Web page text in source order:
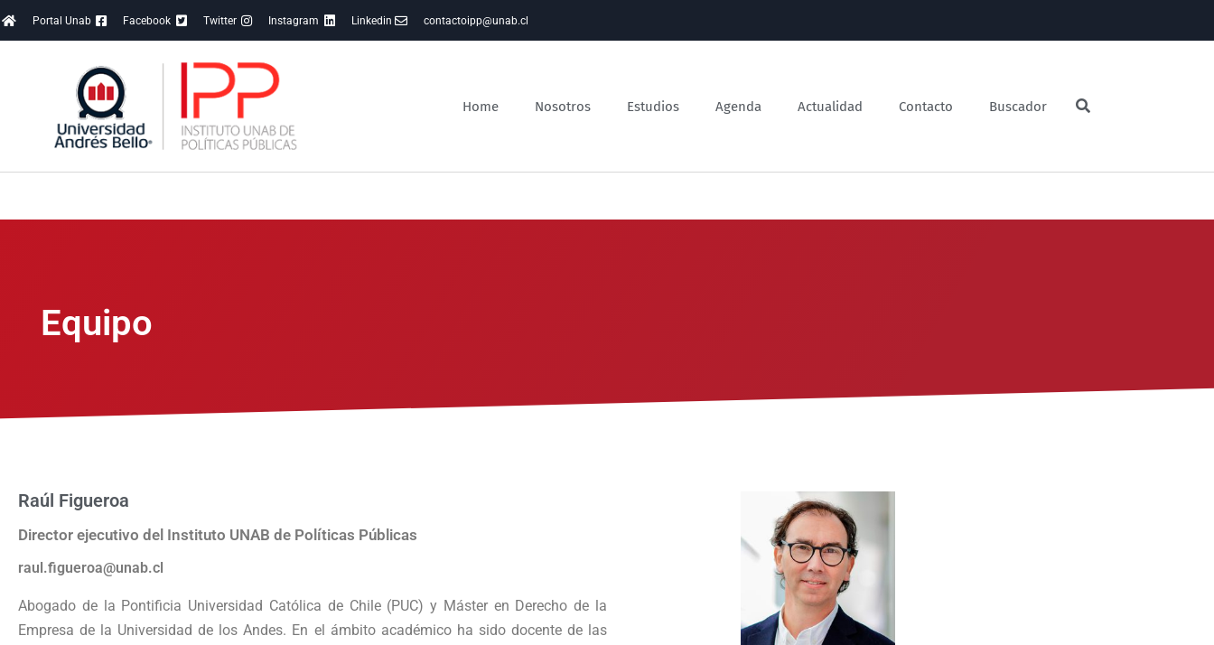
Portal Unab Facebook Twitter Instagram Linkedin contactoipp@unab.cl
Home Nosotros Estudios Agenda Actualidad Contacto Buscador
Equipo
Raúl Figueroa
Director ejecutivo del Instituto UNAB de Políticas Públicas
raul.figueroa@unab.cl
Abogado de la Pontificia Universidad Católica de Chile (PUC) y Máster en Derecho de la
Empresa de la Universidad de los Andes. En el ámbito académico ha sido docente de las